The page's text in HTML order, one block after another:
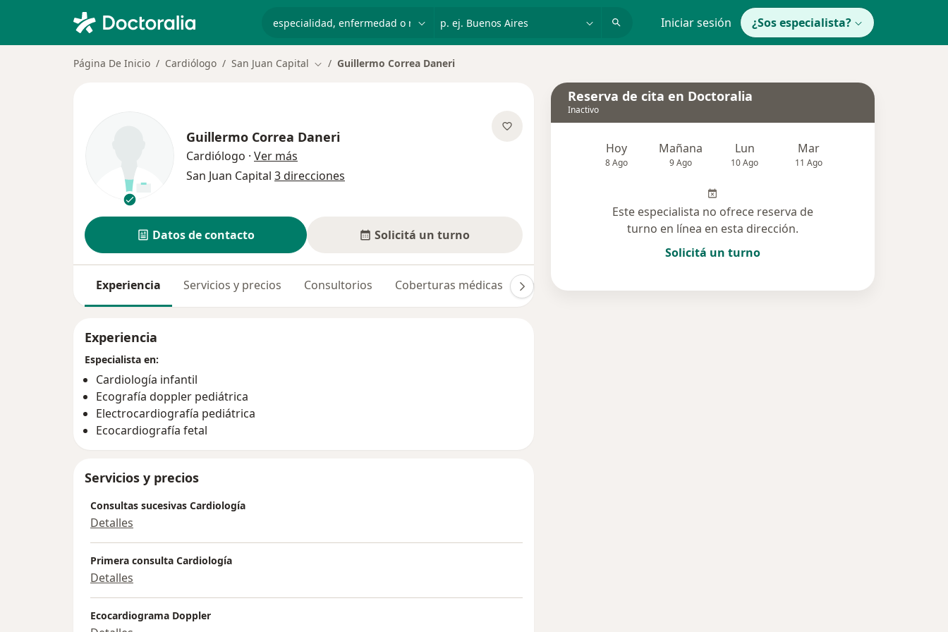
Iniciar sesión ¿Sos especialista?
Página De Inicio Cardiólogo San Juan Capital Cambiar de ciudad
Guillermo Correa Daneri
Guillermo Correa Daneri
Cardiólogo · Ver más
San Juan Capital 3 direcciones
Datos de contacto Solicitá un turno
Experiencia Servicios y precios Consultorios Coberturas médicas Opiniones
Experiencia
Especialista en:
Cardiología infantil
Ecografía doppler pediátrica
Electrocardiografía pediátrica
Ecocardiografía fetal
Servicios y precios
Consultas sucesivas Cardiología
Detalles
Primera consulta Cardiología
Detalles
Ecocardiograma Doppler
Reserva de cita en Doctoralia
Inactivo
Hoy
8 Ago
Mañana
9 Ago
Lun
10 Ago
Mar
11 Ago
Este especialista no ofrece reserva de
turno en línea en esta dirección.
Solicitá un turno